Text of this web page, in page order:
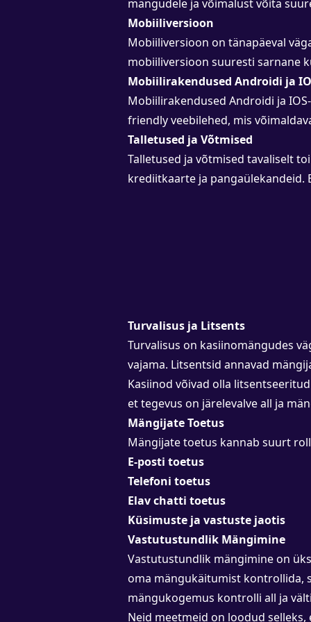
mängudele ja võimalust võita
Mobiiliversioon
Mobiiliversioon on tänapäeval
mobiiliversioon suuresti sarnane
Mobiilirakendused Androidi ja
Mobiilirakendused Androidi ja
friendly veebilehed, mis
Talletused ja Võtmised
Talletused ja võtmised tavaliselt
krediitkaarte ja pangaülekandeid.
Turvalisus ja Litsents
Turvalisus on kasiinomängudes
vajama. Litsentsid annavad
Kasiinod võivad olla
et tegevus on järelevalve all ja
Mängijate Toetus
Mängijate toetus kannab suurt
E-posti toetus
Telefoni toetus
Elav chatti toetus
Küsimuste ja vastuste jaotis
Vastutustundlik Mängimine
Vastutustundlik mängimine on
oma mängukäitumist kontrollida,
mängukogemus kontrolli all ja
Neid meetmeid on loodud